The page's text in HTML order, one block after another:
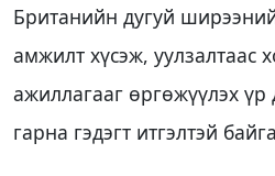
Британийн дугуй
амжилт хүсэж, уулзалтаас
ажиллагааг өргөжүүлэх
гарна гэдэгт итгэлтэй